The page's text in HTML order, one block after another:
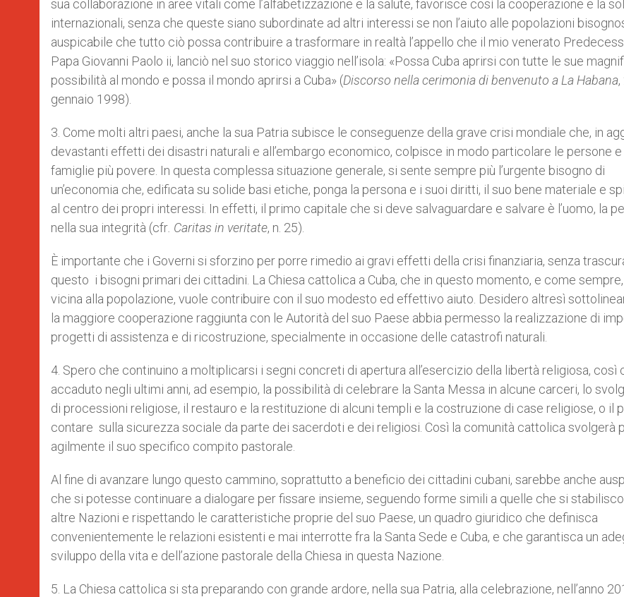
sua collaborazione in aree vitali come l’alfabetizzazione e la salute, favorisce così la cooperazione e la
internazionali, senza che queste siano subordinate ad altri interessi se non l’aiuto alle popolazioni
auspicabile che tutto ciò possa contribuire a trasformare in realtà l’appello che il mio venerato
Papa Giovanni Paolo ii, lanciò nel suo storico viaggio nell’isola: «Possa Cuba aprirsi con tutte le sue
possibilità al mondo e possa il mondo aprirsi a Cuba» (Discorso nella cerimonia di benvenuto a La Habana,
gennaio 1998).
3. Come molti altri paesi, anche la sua Patria subisce le conseguenze della grave crisi mondiale che, in
devastanti effetti dei disastri naturali e all’embargo economico, colpisce in modo particolare le persone e
famiglie più povere. In questa complessa situazione generale, si sente sempre più l’urgente bisogno di
un’economia che, edificata su solide basi etiche, ponga la persona e i suoi diritti, il suo bene materiale e
al centro dei propri interessi. In effetti, il primo capitale che si deve salvaguardare e salvare è l’uomo, la
nella sua integrità (cfr . Caritas in veritate, n. 25).
È importante che i Governi si sforzino per porre rimedio ai gravi effetti della crisi finanziaria, senza
questo i bisogni primari dei cittadini. La Chiesa cattolica a Cuba, che in questo momento, e come
vicina alla popolazione, vuole contribuire con il suo modesto ed effettivo aiuto. Desidero altresì
la maggiore cooperazione raggiunta con le Autorità del suo Paese abbia permesso la realizzazione di
progetti di assistenza e di ricostruzione, specialmente in occasione delle catastrofi naturali.
4. Spero che continuino a moltiplicarsi i segni concreti di apertura all’esercizio della libertà religiosa, così
accaduto negli ultimi anni, ad esempio, la possibilità di celebrare la Santa Messa in alcune carceri, lo
di processioni religiose, il restauro e la restituzione di alcuni templi e la costruzione di case religiose, o il
contare sulla sicurezza sociale da parte dei sacerdoti e dei religiosi. Così la comunità cattolica svolgerà
agilmente il suo specifico compito pastorale.
Al fine di avanzare lungo questo cammino, soprattutto a beneficio dei cittadini cubani, sarebbe anche
che si potesse continuare a dialogare per fissare insieme, seguendo forme simili a quelle che si
altre Nazioni e rispettando le caratteristiche proprie del suo Paese, un quadro giuridico che definisca
convenientemente le relazioni esistenti e mai interrotte fra la Santa Sede e Cuba, e che garantisca un
sviluppo della vita e dell’azione pastorale della Chiesa in questa Nazione.
5. La Chiesa cattolica si sta preparando con grande ardore, nella sua Patria, alla celebrazione, nell’anno